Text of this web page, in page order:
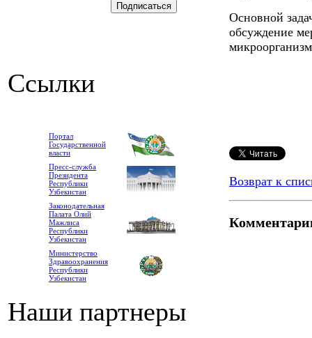
Ссылки
Портал
Государственной
власти
Пресс-служба
Президента
Республики
Узбекистан
Законодательная
Палата Олий
Мажлиса
Республики
Узбекистан
Министерство
Здравоохранения
Республики
Узбекистан
Наши партнеры
Основной
обсуждение
Возврат к